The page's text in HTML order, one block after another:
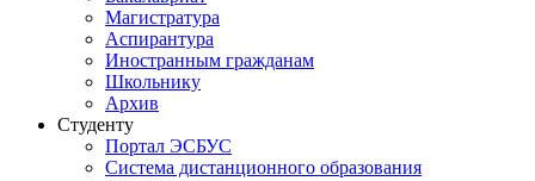
Магистратура
Аспирантура
Иностранным гражданам
Школьнику
Архив
Студенту
Портал ЭСБУС
Система дистанционного образования